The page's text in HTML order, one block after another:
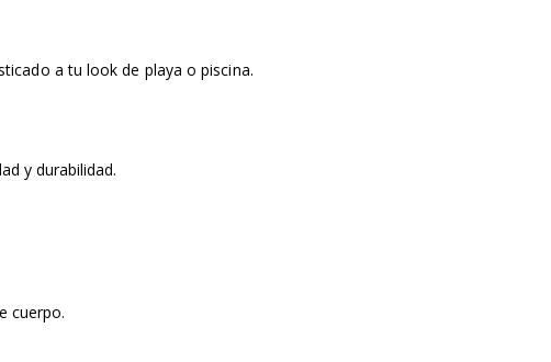
a tu look de playa o piscina.
y durabilidad.​
cuerpo.​